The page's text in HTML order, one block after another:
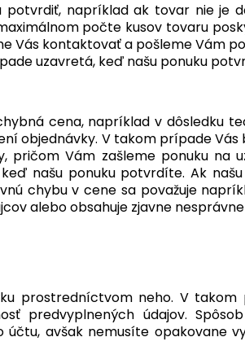
potvrdiť, napríklad ak tovar nie je
počte kusov tovaru
Vás kontaktovať a pošleme Vám
uzavretá, keď našu ponuku
cena, napríklad v dôsledku
objednávky. V takom prípade Vás
pričom Vám zašleme ponuku na
našu ponuku potvrdíte. Ak
chybu v cene sa považuje
alebo obsahuje zjavne
prostredníctvom neho. V takom
predvyplnených údajov.
avšak nemusíte opakovane